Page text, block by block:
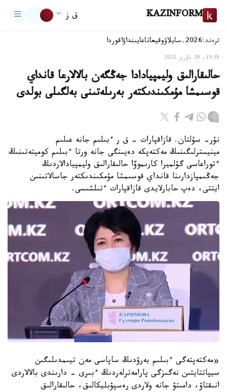
KAZINFORM ق ز
ترەند:2026-سايلاۋ وقيعاتاعايىنداۋاقوردا
15:55, 29 ناۋرىز 2022
حالىقارالىق وليمپيادادا جەڭگەن بالالارعا قانداي
قوسىمشا مۇمكىندىكتەر بەرىلەتىنى بەلگىلى بولدى
نۇر- سۇلتان. قازاقپارات - ق ر ءبىلىم جانە عىلىم
مينيسترلىگىنىڭ مەكتەپكە دەيىنگى جانە ورتا ءبىلىم كوميتەتىنىڭ
ءتوراعاسى گۇلميرا كارىموۆا حالىقارالىق وليمپيادالاردىڭ
جەڭىمپازدارىنا قانداي قوسىمشا مۇمكىندىكتەر جاسالاتىنىن
ايتتى، دەپ حابارلايدى قازاقپارات ءتىلشىسى.
«مەكتەپتەگى ءبىلىم بەرۋدىڭ ساپاسى مەن تيىمدىلىگىن
سيپاتتايتىن نەگىزگى پارامەترلەردىڭ ءبىرى - دارىندى بالالاردى
انىقتاۋ، دامىتۋ جانە ولاردى رەسپۋبليكالىق، حالىقارالىق